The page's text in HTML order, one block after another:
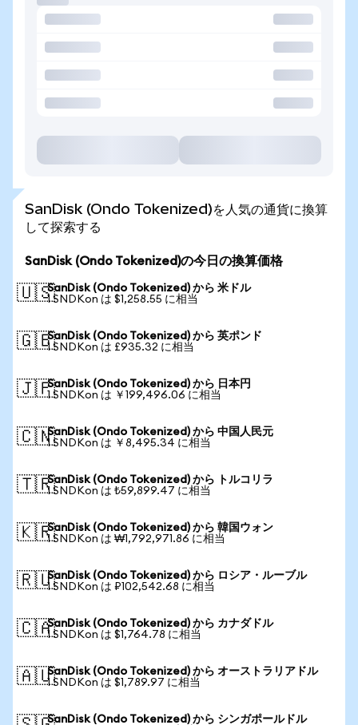
SanDisk (Ondo Tokenized)を人気の通貨に換算
して探索する
SanDisk (Ondo Tokenized)の今日の換算価格
🇺🇸SanDisk (Ondo Tokenized) から 米ドル
1 SNDKon は $1,258.55 に相当
🇬🇧SanDisk (Ondo Tokenized) から 英ポンド
1 SNDKon は £935.32 に相当
🇯🇵SanDisk (Ondo Tokenized) から 日本円
1 SNDKon は ￥199,496.06 に相当
🇨🇳SanDisk (Ondo Tokenized) から 中国人民元
1 SNDKon は ￥8,495.34 に相当
🇹🇷SanDisk (Ondo Tokenized) から トルコリラ
1 SNDKon は ₺59,899.47 に相当
🇰🇷SanDisk (Ondo Tokenized) から 韓国ウォン
1 SNDKon は ₩1,792,971.86 に相当
🇷🇺SanDisk (Ondo Tokenized) から ロシア・ルーブル
1 SNDKon は ₽102,542.68 に相当
🇨🇦SanDisk (Ondo Tokenized) から カナダドル
1 SNDKon は $1,764.78 に相当
🇦🇺SanDisk (Ondo Tokenized) から オーストラリアドル
1 SNDKon は $1,789.97 に相当
SanDisk (Ondo Tokenized) から シンガポールドル